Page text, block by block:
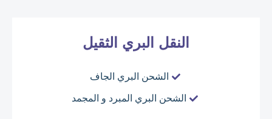
النقل البري الثقيل
الشحن البري الجاف
الشحن البري المبرد و المجمد